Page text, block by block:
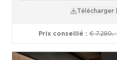
Télécharger
Prix conseillé : € 7.280,-